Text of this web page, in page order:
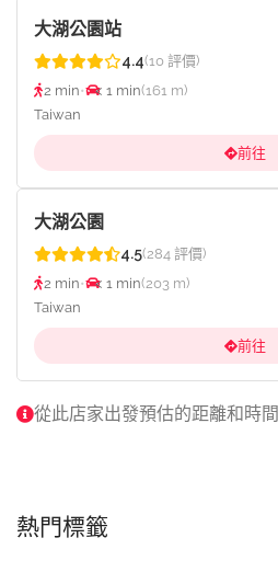
大湖公園站
4.4(10 評價)
2 min• < 1 min(161 m)
Taiwan
前往
大湖公園
4.5(284 評價)
2 min• < 1 min(203 m)
Taiwan
前往
從此店家出發預估的距離和時間
熱門標籤